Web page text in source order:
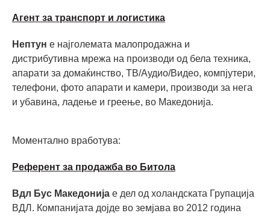
Агент за транспорт и логистика
Нептун е најголемата малопродажна и
дистрибутивна мрежа на производи од бела техника,
апарати за домаќинство, ТВ/Аудио/Видео, компјутери,
телефони, фото апарати и камери, производи за нега
и убавина, ладење и греење, во Македонијa.
Моментално вработува:
Референт за продажба во Битола
Вдл Бус Македонија е дел од холандската Групација
ВДЛ. Компанијата дојде во земјава во 2012 година